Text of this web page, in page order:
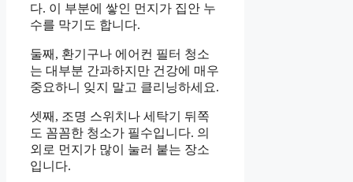
다. 이 부분에 쌓인 먼지가 집안 누
수를 막기도 합니다.
둘째, 환기구나 에어컨 필터 청소
는 대부분 간과하지만 건강에 매우
중요하니 잊지 말고 클리닝하세요.
셋째, 조명 스위치나 세탁기 뒤쪽
도 꼼꼼한 청소가 필수입니다. 의
외로 먼지가 많이 눌러 붙는 장소
입니다.